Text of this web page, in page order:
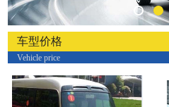
车型价格
Vehicle price